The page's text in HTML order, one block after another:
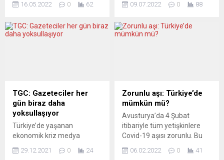
Kelam” kitabı okurla buluştu.
edilen gelirin tamamının ise
kız çocuklarının eğitimi için
şu açıklamalarda bulundu:
“Okulda zorlanıyorum ve
gitmek istemediğim için
annemin kafama kepçeyi
vurma sebebini...
16.05.2022 0 62
Sırakaya Kapıkule Gümrük
önlemlerin alındığını bildirdi.
izinlerini ve senelik tatillerini
Anavatanlarında geçirmek
giriş yapıkları Kapıkule sınır
kapımızda âşığı oldukları
Türkiyelerine kavuşurken
yaşadıkları...
09.07.2022 0 88
TGC: Gazeteciler her
gün biraz daha
yoksullaşıyor
Türkiye’de yaşanan
ekonomik kriz medya
etkilendiğini belirten TGC,
29.12.2021 0 24
Zorunlu aşı: Türkiye’de
mümkün mü?
Avusturya’da 4 Şubat
itibariyle tüm yetişkinlere
Covid-19 aşısı zorunlu. Bu
tartışmasını AB ülkeleri
06.02.2022 0 41